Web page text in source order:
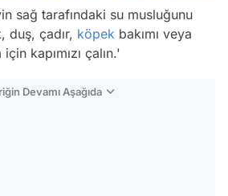
sağ tarafındaki su musluğunu
duş, çadır, köpek bakımı veya
kapımızı çalın.'
Devamı Aşağıda